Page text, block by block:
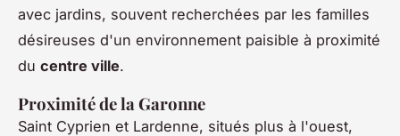
avec jardins, souvent recherchées par les familles
désireuses d'un environnement paisible à proximité
du centre ville.
Proximité de la Garonne
Saint Cyprien et Lardenne, situés plus à l'ouest,